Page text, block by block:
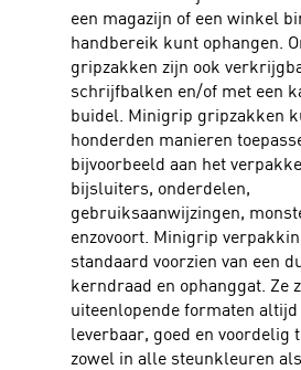
een magazijn of een winkel
handbereik kunt ophangen.
gripzakken zijn ook
schrijfbalken en/of met een
buidel. Minigrip gripzakken
honderden manieren
bijvoorbeeld aan het
bijsluiters, onderdelen,
gebruiksaanwijzingen,
enzovoort. Minigrip
standaard voorzien van een
kerndraad en ophanggat. Ze
uiteenlopende formaten
leverbaar, goed en voordelig
zowel in alle steunkleuren